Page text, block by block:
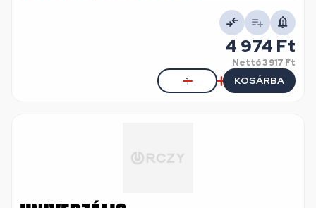
4 974 Ft
Nettó3 917 Ft
KOSÁRBA